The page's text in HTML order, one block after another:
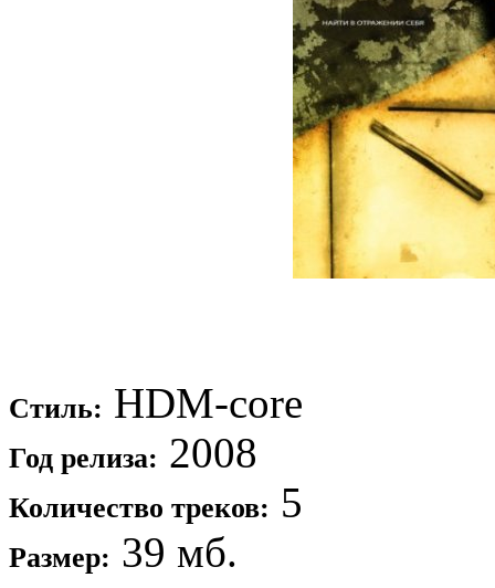
Стиль: HDM-core
Год релиза: 2008
Количество треков: 5
Размер: 39 мб.